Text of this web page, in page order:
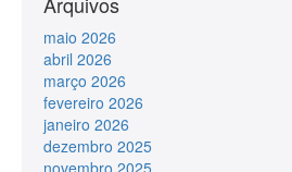
maio 2026
abril 2026
março 2026
fevereiro 2026
janeiro 2026
dezembro 2025
novembro 2025